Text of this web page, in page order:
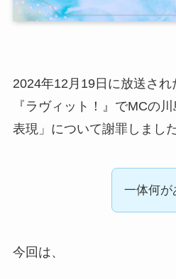
2024年12月19日に放送され
『 ラヴィット ！』でMCの
表現」について謝罪しました
一体何が
今回は、